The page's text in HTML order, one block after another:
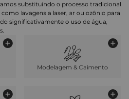
substituindo o processo tradicional
lavagens a laser, ar ou ozônio para
significativamente o uso de água,
Modelagem & Caimento